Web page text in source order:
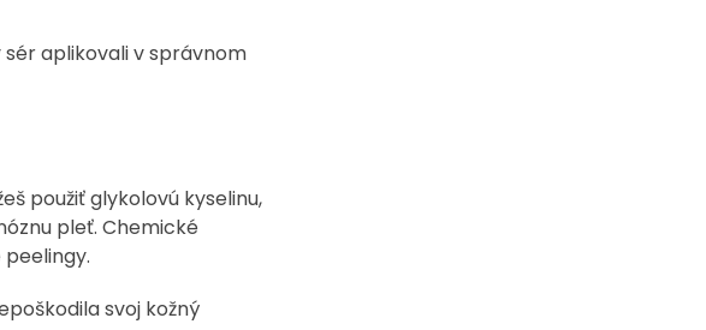
aplikovali v správnom
použiť glykolovú kyselinu,
pleť. Chemické
svoj kožný